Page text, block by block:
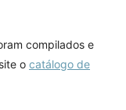
compilados e
o catálogo de